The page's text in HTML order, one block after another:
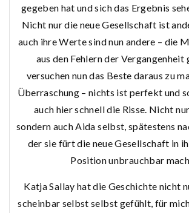
gegeben hat und sich das Ergebnis
Nicht nur die neue Gesellschaft ist
auch ihre Werte sind nun andere – die
aus den Fehlern der Vergangenheit
versuchen nun das Beste daraus zu
Überraschung – nichts ist perfekt und
auch hier schnell die Risse. Nicht
sondern auch Aida selbst, spätestens
der sie fürt die neue Gesellschaft in
Position unbrauchbar
Katja Sallay hat die Geschichte nicht
scheinbar selbst selbst gefühlt, für